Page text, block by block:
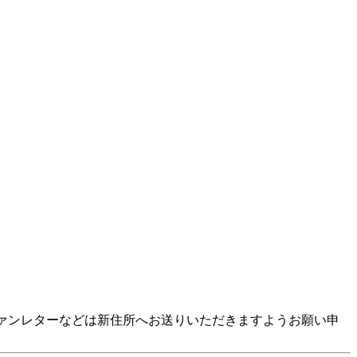
レターなどは新住所へお送りいただきますようお願い申